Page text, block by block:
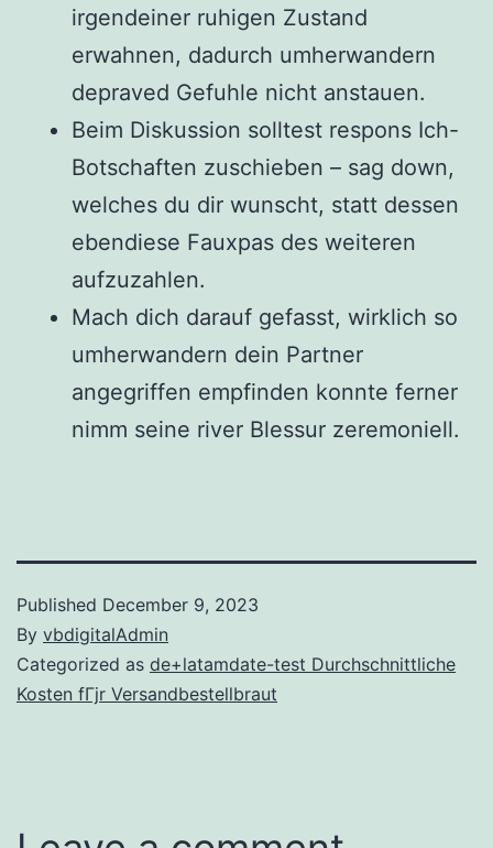
irgendeiner ruhigen Zustand
erwahnen, dadurch umherwandern
depraved Gefuhle nicht anstauen.
Beim Diskussion solltest respons Ich-
Botschaften zuschieben – sag down,
welches du dir wunscht, statt dessen
ebendiese Fauxpas des weiteren
aufzuzahlen.
Mach dich darauf gefasst, wirklich so
umherwandern dein Partner
angegriffen empfinden konnte ferner
nimm seine river Blessur zeremoniell.
Published December 9, 2023
By vbdigitalAdmin
Categorized as de+latamdate-test Durchschnittliche
Kosten fГјr Versandbestellbraut